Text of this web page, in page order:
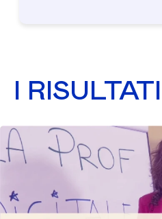
I RISULTATI